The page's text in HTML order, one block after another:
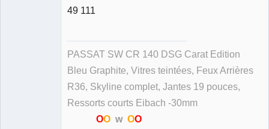
49 111
PASSAT SW CR 140 DSG Carat Edition
Bleu Graphite, Vitres teintées, Feux Arrières
R36, Skyline complet, Jantes 19 pouces,
Ressorts courts Eibach -30mm
OO w OO